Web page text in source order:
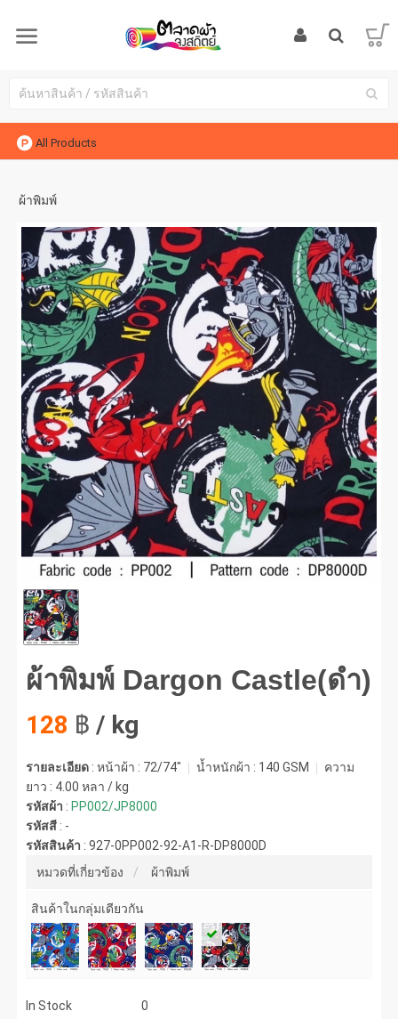
All Products
ผ้าพิมพ์
พิมพ์ Dargon Castle(ดำ) #1
ผ้าพิมพ์ Dargon Castle(ดำ)
128 ฿ / kg
รายละเอียด : หน้าผ้า : 72/74" น้ำหนักผ้า : 140 GSM
ความ
ยาว : 4.00 หลา / kg
รหัสผ้า :PP002/JP8000
รหัสสี : -
รหัสสินค้า :927-0PP002-92-A1-R-DP8000D
หมวดที่เกี่ยวข้อง
ผ้าพิมพ์
สินค้าในกลุ่มเดียวกัน
In Stock 0